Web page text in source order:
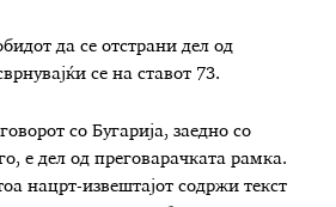
да се отстрани дел од
се на ставот 73.
со Бугарија, заедно со
е дел од преговарачката рамка.
нацрт-извештајот содржи текст